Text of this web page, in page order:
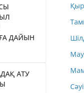
ДАЙЫН
АТУ